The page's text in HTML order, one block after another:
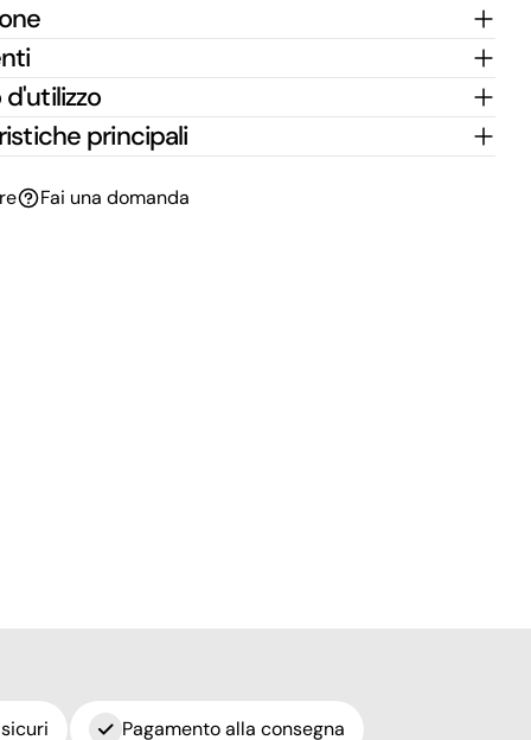
principali
Fai una domanda
Pagamento alla consegna